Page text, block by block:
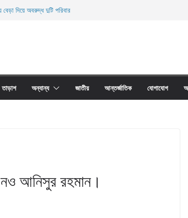
দিয়ে অবরুদ্ধ দুটি পরিবার
তাড়াশ অন্যান্য জাতীয় আন্তর্জাতিক যোগাযোগ
আনিসুর রহমান।